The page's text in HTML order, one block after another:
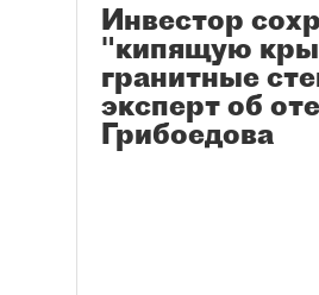
Инвестор
"кипящую
гранитные
эксперт об
Грибоедова